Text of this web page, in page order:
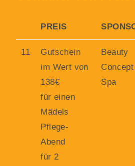
PREIS
11
Gutschein
im Wert von
138€
für einen
Mädels
Pflege-
Abend
für 2
Beauty
Concept
Spa